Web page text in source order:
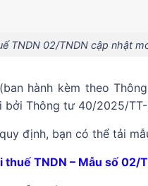
TNDN 02/TNDN cập nhật
hành kèm theo
bởi Thông tư 40/2025/
định, bạn có thể tải
thuế TNDN – Mẫu số 02/